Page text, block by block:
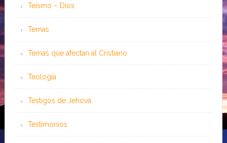
Teísmo – Dios
Temas
Temas que afectan al Cristiano
Teología
Testigos de Jehová
Testimonios